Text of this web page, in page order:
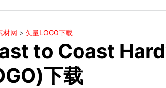
材网 > 矢量LOGO下载
to Coast
下载